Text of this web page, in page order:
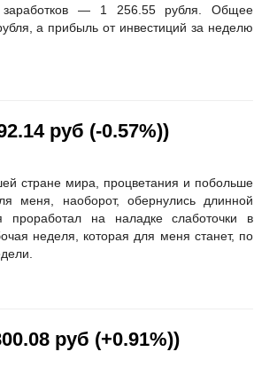
— 1 256.55 рубля. Общее
а прибыль от инвестиций за неделю
руб (-0.57%))
стране мира, процветания и побольше
меня, наоборот, обернулись длинной
на наладке слаботочки в
неделя, которая для меня станет, по
руб (+0.91%))